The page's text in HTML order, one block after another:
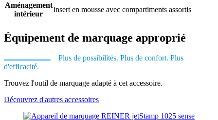
Aménagement
intérieur
Insert en mousse avec compartiments assortis
Équipement de marquage approprié
Plus de possibilités. Plus de confort. Plus
d'efficacité.
Trouvez l'outil de marquage adapté à cet accessoire.
Découvrez d'autres accessoires